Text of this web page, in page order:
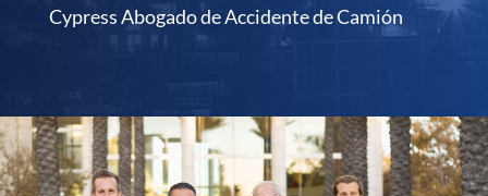
Cypress Abogado de Accidente de Camión